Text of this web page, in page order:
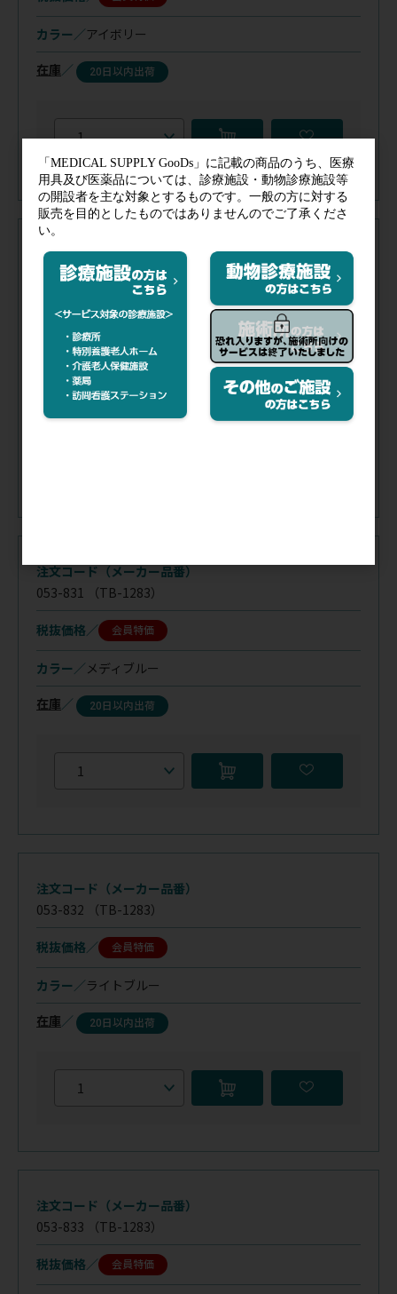
カラー／アイボリー
在庫／ 20日以内出荷
注文コード（メーカー品番）
053-830（TB-1283）
税抜価格 会員特価
カラー／茶
／ 20日以内出荷
注文コード（メーカー品番）
053-831
（TB-1283）
税抜価格 会員特価
カラー／ メディブルー
在庫／ 20日以内出荷
注文コード（メーカー品番）
053-832 （TB-1283）
税抜価格 会員特価
カラー／ライトブルー
在庫／ 20日以内出荷
注文コード（メーカー品番）
053-833 （TB-1283）
税抜価格 会員特価